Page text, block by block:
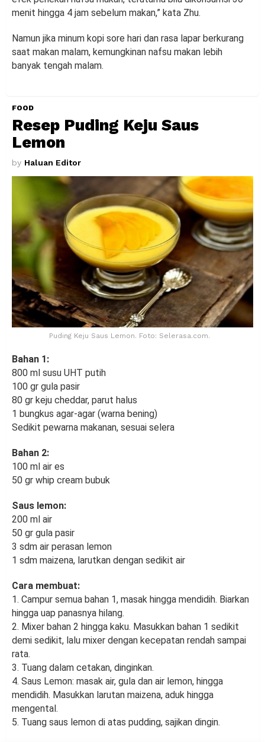
menit hingga 4 jam sebelum makan,” kata Zhu.
Namun jika minum kopi sore hari dan rasa lapar berkurang
saat makan malam, kemungkinan nafsu makan lebih
banyak tengah malam.
FOOD
Resep Puding Keju Saus
Lemon
by Haluan Editor
Puding Keju Saus Lemon. Foto: Selerasa.com.
Bahan 1:
800 ml susu UHT putih
100 gr gula pasir
80 gr keju cheddar, parut halus
1 bungkus agar-agar (warna bening)
Sedikit pewarna makanan, sesuai selera
Bahan 2:
100 ml air es
50 gr whip cream bubuk
Saus lemon:
200 ml air
50 gr gula pasir
3 sdm air perasan lemon
1 sdm maizena, larutkan dengan sedikit air
Cara membuat:
1. Campur semua bahan 1, masak hingga mendidih. Biarkan
hingga uap panasnya hilang.
2. Mixer bahan 2 hingga kaku. Masukkan bahan 1 sedikit
demi sedikit, lalu mixer dengan kecepatan rendah sampai
rata.
3. Tuang dalam cetakan, dinginkan.
4. Saus Lemon: masak air, gula dan air lemon, hingga
mendidih. Masukkan larutan maizena, aduk hingga
mengental.
5. Tuang saus lemon di atas pudding, sajikan dingin.